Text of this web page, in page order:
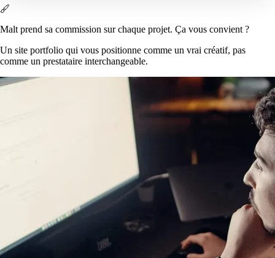
Accueil
Santé & Bien-être Beauté Professions libérales
Métiers créatifs
Habitat & Immobilier
Tourisme & Terroir
Services & Formation
Conseil & AccompagnementVoir tous les métiers →
Nos réalisationsTarifsNotre approche Nous contacter
Malt prend sa commission sur chaque projet. Ça vous convient ?
Un site portfolio qui vous positionne comme un vrai créatif, pas
comme un prestataire interchangeable.